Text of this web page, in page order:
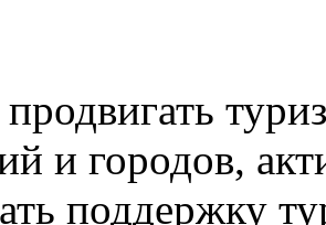
и городов,
поддержку